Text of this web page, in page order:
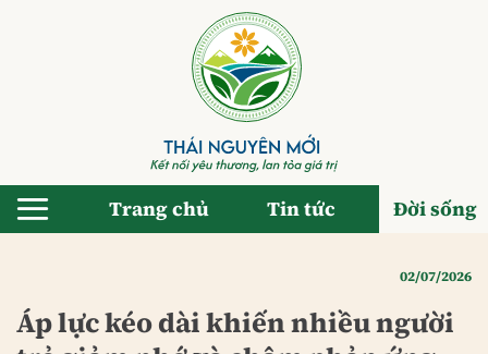
Trang chủ Tin tức Đời sống
02/07/2026
Áp lực kéo dài khiến nhiều người